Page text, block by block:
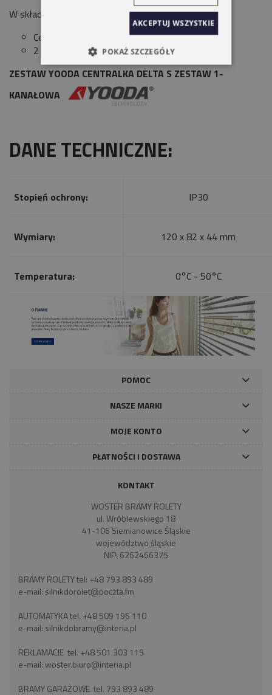
W skład zestawu wchodzi:
Centrala
DELTA S YOODA
2 x Pilot
SKIDA YOODA1-kanałowe
ZESTAW YOODA CENTRALKA DELTA S ZESTAW 1-
KANAŁOWA
DANE TECHNICZNE:
Stopień ochrony: IP30
Wymiary: 120 x 82 x 44 mm
Temperatura: 0°C - 50°C
POMOC
NASZE MARKI
MOJE KONTO
PŁATNOŚCI I DOSTAWA
KONTAKT
WOSTER BRAMY ROLETY
ul. Wróblewskiego 18
41-106 Siemianowice Śląskie
województwo śląskie
NIP: 6262466375
BRAMY ROLETY tel: +48 793 893 489
e-mail: silnikdorolet@poczta.fm
AUTOMATYKA tel. +48 509 196 110
e-mail: silnikdobramy@interia.pl
REKLAMACJE tel. +48 501 303 119
e-mail:woster.biuro@interia.pl
BRAMY GARAŻOWE tel. 793 893 489
AKCEPTUJ WSZYSTKIE
POKAŻ SZCZEGÓŁY